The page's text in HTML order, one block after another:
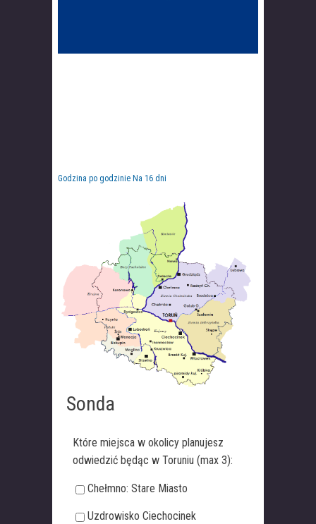
Godzina po godzinie Na 16 dni
Sonda
Które miejsca w okolicy planujesz
odwiedzić będąc w Toruniu (max 3):
Chełmno: Stare Miasto
Uzdrowisko Ciechocinek